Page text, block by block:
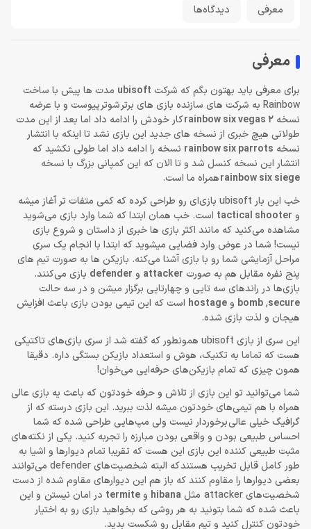
معرفی دیدگاه‌ها
معرفی
برای معرفی باید بهتون بگم که شرکت ubisoft مدت ها پیش با ساخت
Rainbow به شرکت های سازنده بازی های برتر شوتر پیوست و با عرضه
نسخه rainbow six vegas 2کار خودش را ادامه داد اما بعد از این مدت
طولانی هیچ خبری از نسخه های جدید این بازی نشد تا اینکه با انتشار
نسخه rainbow six parrots نسخه را ادامه داد اما طولی نکشید که
انتشار این نسخه کنسل شد و تا الان که این کمپانی بزرگ با نسخه
rainbow six siegeهمراه ما است.
خب این بار ubisoft بازی‌ای رو طراحی کرده که کمی متفات تر آغاز میشه
و tactical shooter است. خب همان ابتدا که شما وارد بازی می‌شوید
مشاهده می‌کنید که مانند اکثر بازی ها خبری از داستان و شروع بازی
نیست! شما در عوض وارد فضایی میشوید که ابتدا با انجام یک سری
مراحل آزمایشی شما رو با بازی آشنا می‌کنه. بازیکن ها به صورت تیم های
پنج نفره مقابل هم به صورت attacker و defender بازی می‌کنند.
بازی‌ها در راندهای سه تایی و چهارتایی برگزار میشن و در سه حالت
bomb,secure وhostage است که این تیمی بودن بازی باعث افزایش
هیجان و لذت بازی شده.
این سری از بازی ubisoft همونطور که گفته شد از سری بازی‌های تاکتیکی
هست که تماما به تکنیک، هوش و استعداد بازیکن بستگی داره. دقیقا
همون چیزی که تمام بازیکن‌های حرفه‌ایی می‌خوان!
شما می‌توانید تو این بازی از تلاش و حرفه خودتون که باعث یه بازی عالی
همراه با هم تیمی‌های خودتون میشه لذت ببرید. این بازی درسته که از
گرافیگ خیلی عالی برخوردار نیست ولی مپ‌هایی طراحی شده که شما
احساس طبیعی بودن و واقعی بودن مبارزه را تجربه کنید. یکی از نکته‌های
مثبت طبیعی کننده این بازی این هست که تقریبا تمام دیوارها و اشیا به
طور کامل قابل تخریب هستند که البته شخصیت‌های defender می‌توانند
بعضی دیوارها را مقاوم کنند که باز هم این دیوارهای مقاوم شده از دست
شخصیت‌های attacker مثل
hibana وtermite در امان نیستن و این
باعث شده که شما بتونید به هر روشی که بخواهید بازی رو به اختیار
خودتون کنترل کنید و تیم مقابل رو شکست بدید.